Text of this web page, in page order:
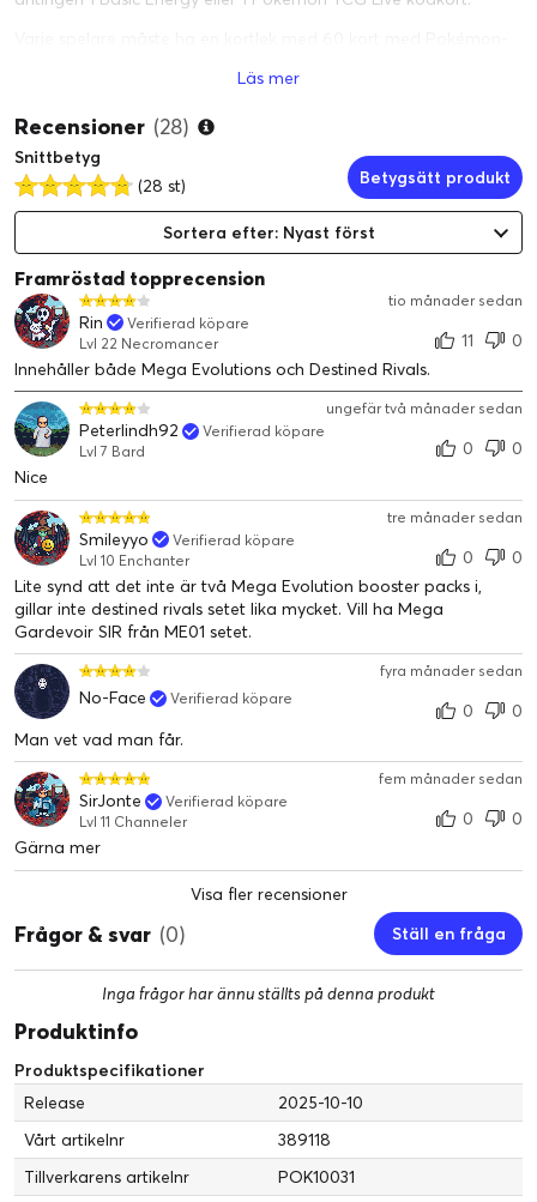
Game-samling med booster packs med "10 Additional Game
Cards".
Läs mer
Recensioner (28)
Snittbetyg
(28 st)
Betygsätt produkt
Sortera efter: Nyast först
Framröstad topprecension
tio månader sedan
Rin
Verifierad köpare
Lvl 22 Necromancer
11
0
Innehåller både Mega Evolutions och Destined Rivals.
ungefär två månader sedan
Peterlindh92
Verifierad köpare
Lvl 7 Bard
0
0
Nice
tre månader sedan
Smileyyo
Verifierad köpare
Lvl 10 Enchanter
0
0
Lite synd att det inte är två Mega Evolution booster packs i,
gillar inte destined rivals setet lika mycket. Vill ha Mega
Gardevoir SIR från ME01 setet.
fyra månader sedan
No-Face Verifierad köpare
0
0
Man vet vad man får.
fem månader sedan
SirJonte
Verifierad köpare
Lvl 11 Channeler
0
0
Gärna mer
Visa fler recensioner
Frågor & svar (0) Ställ en fråga
Inga frågor har ännu ställts på denna produkt
Produktinfo
Produktspecifikationer
Release
2025-10-10
Vårt artikelnr
389118
Tillverkarens artikelnr
POK10031